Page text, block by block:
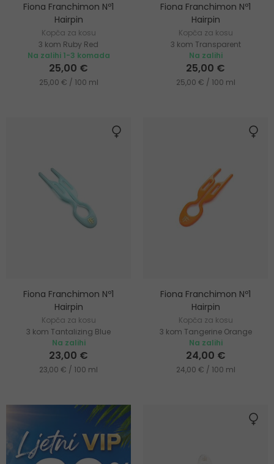
Fiona Franchimon Nº1
Hairpin
Kopča za kosu
3 kom Ruby Red
Na zalihi 1-3 komada
25,00 €
25,00 € / 100 ml
Fiona Franchimon Nº1
Hairpin
Kopča za kosu
3 kom Transparent
Na zalihi
25,00 €
25,00 € / 100 ml
Fiona Franchimon Nº1
Hairpin
Kopča za kosu
3 kom Tantalizing Blue
Na zalihi
23,00 €
23,00 € / 100 ml
Fiona Franchimon Nº1
Hairpin
Kopča za kosu
3 kom Tangerine Orange
Na zalihi
24,00 €
24,00 € / 100 ml